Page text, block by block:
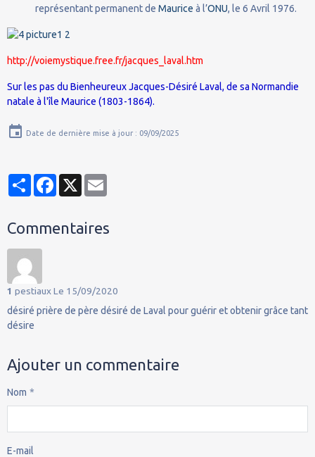
représentant permanent de Maurice à l’ONU, le 6 Avril 1976.
http://voiemystique.free.fr/jacques_laval.htm
Sur les pas du Bienheureux Jacques-Désiré Laval, de sa Normandie
natale à l'île Maurice (1803-1864).
Date de dernière mise à jour : 09/09/2025
PartagerFacebook
X
Commentaires
1 pestiaux Le 15/09/2020
désiré prière de père désiré de Laval pour guérir et obtenir grâce tant
désire
Ajouter un commentaire
Nom
E-mail